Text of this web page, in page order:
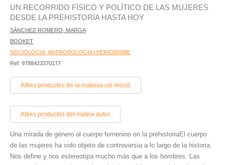
UN RECORRIDO FÍSICO Y POLÍTICO DE LAS MUJERES
DESDE LA PREHISTORIA HASTA HOY
SÁNCHEZ ROMERO, MARGA
BOOKET
SOCIOLOGIA, ANTROPOLOGIA I PERIODISME
Ref. 9788423370177
Altres productes de la mateixa col·lecció
Altres productes del mateix autor
Una mirada de género al cuerpo femenino en la prehistoriaEl cuerpo
de las mujeres ha sido objeto de controversia a lo largo de la historia.
Nos define y nos estereotipa mucho más que a los hombres. Las